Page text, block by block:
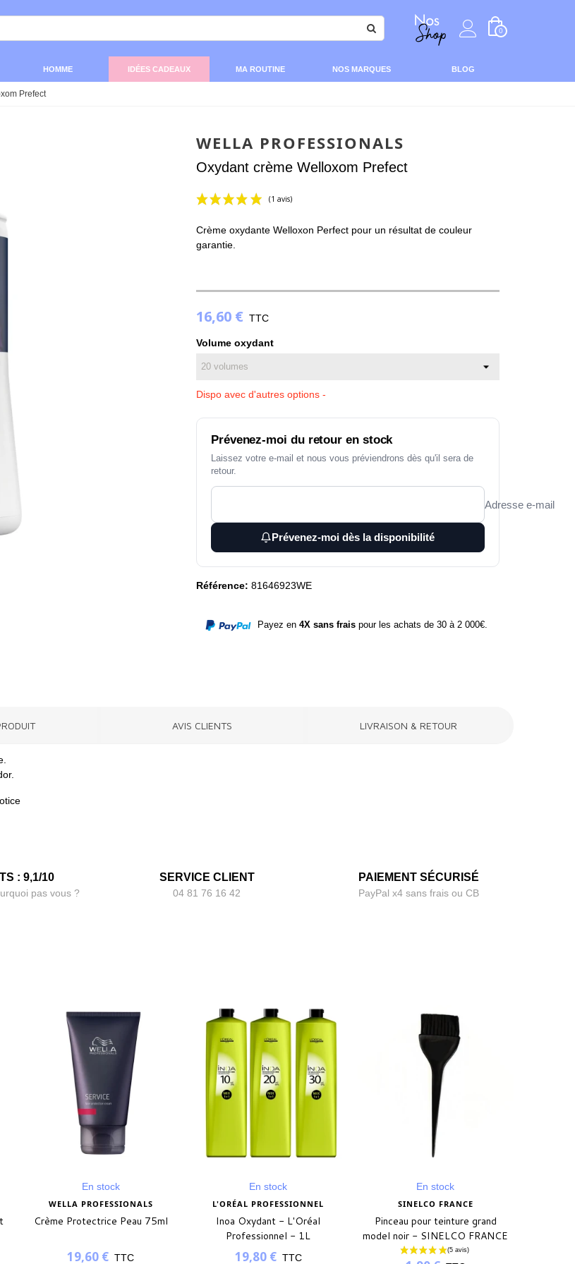
0
HOMME IDÉES CADEAUX MA ROUTINE NOS MARQUES BLOG
Prefect
WELLA PROFESSIONALS
Oxydant crème Welloxom Prefect
(1 avis)
Crème oxydante Welloxon Perfect pour un résultat de couleur
garantie.
16,60 € TTC
Volume oxydant
Dispo avec d'autres options -
Prévenez-moi du retour en stock
Laissez votre e-mail et nous vous préviendrons dès qu'il sera de
retour.
Adresse e-mail
Prévenez-moi dès la disponibilité
Référence: 81646923WE
Payez en4X sans frais pour les achats de 30 à 2 000€.
AVIS CLIENTS LIVRAISON & RETOUR
: 9,1/10
pas vous ?
SERVICE CLIENT
04 81 76 16 42
PAIEMENT SÉCURISÉ
PayPal x4 sans frais ou CB
En stock
L'ORÉAL PROFESSIONNEL
Inoa Oxydant - L'Oréal
19,80 € TTC
En stock
SINELCO FRANCE
Pinceau pour teinture grand
model noir - SINELCO FRANCE
En stock
SINELCO FRANCE
Pinceau pour teinture petit
model - SINELCO FRANCE